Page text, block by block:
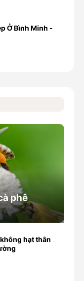
Ở Bình Minh -
phê
hạt thân